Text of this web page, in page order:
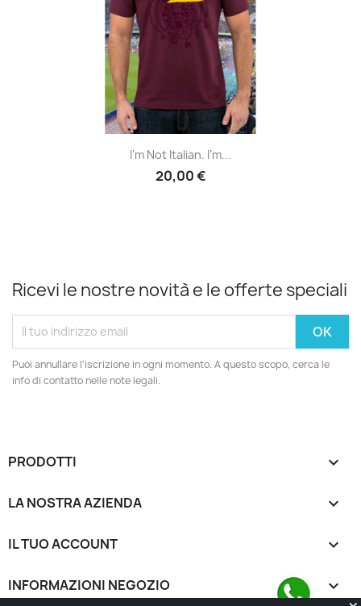
I'm Not Italian. I'm...
20,00 €
Ricevi le nostre novità e le offerte speciali
Puoi annullare l'iscrizione in ogni momento. A questo scopo, cerca le
info di contatto nelle note legali.
PRODOTTI 
LA NOSTRA AZIENDA 
IL TUO ACCOUNT 
INFORMAZIONI NEGOZIO keyboard_arrow_down